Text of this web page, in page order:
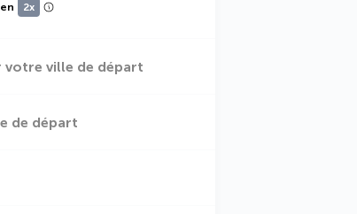
2x
votre ville de départ
de départ